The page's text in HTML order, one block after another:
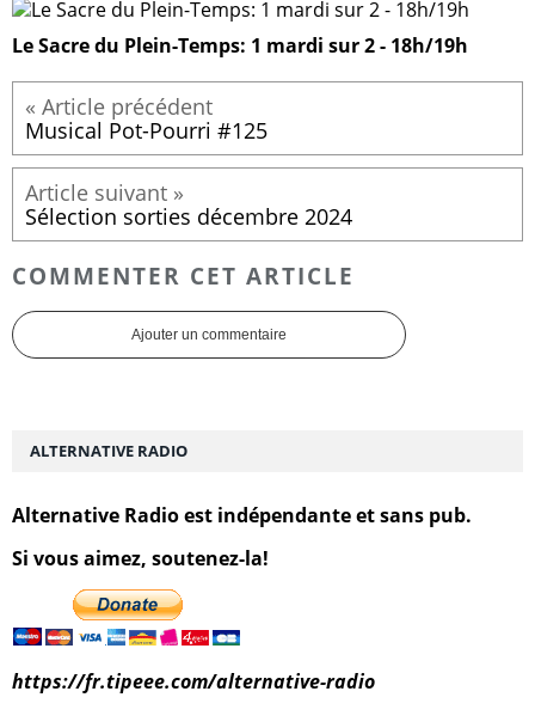
Le Sacre du Plein-Temps: 1 mardi sur 2 - 18h/19h
Musical Pot-Pourri #125
Sélection sorties décembre 2024
COMMENTER CET ARTICLE
Ajouter un commentaire
ALTERNATIVE RADIO
Alternative Radio est indépendante et sans pub.
Si vous aimez, soutenez-la!
https://fr.tipeee.com/alternative-radio